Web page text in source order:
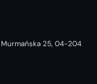
Murmańska 25, 04-204